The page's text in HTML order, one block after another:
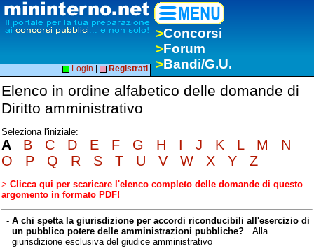
>Concorsi
>Forum
>Bandi/G.U.
Login Registrati
Elenco in ordine alfabetico delle domande di
Diritto amministrativo
Seleziona l'iniziale:
A B C D E F G H I J K L M
N
O
P Q R S T U V W X Y Z
> Clicca qui per scaricare l'elenco completo delle domande di questo
argomento in formato PDF!
- A chi spetta la giurisdizione per accordi riconducibili all'esercizio di
un pubblico potere delle amministrazioni pubbliche?Alla
giurisdizione esclusiva del giudice amministrativo